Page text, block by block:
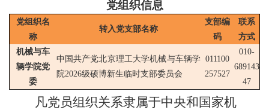
党组织信息
党组织名
称
转入党支部名称
支部编
码
联系
方式
机械与车
辆学院党
委
中国共产党北京理工大学机械与车辆学
院2026级硕博新生临时支部委员会
011100
257527
010-
689143
47
凡党员组织关系隶属于中央和国家机